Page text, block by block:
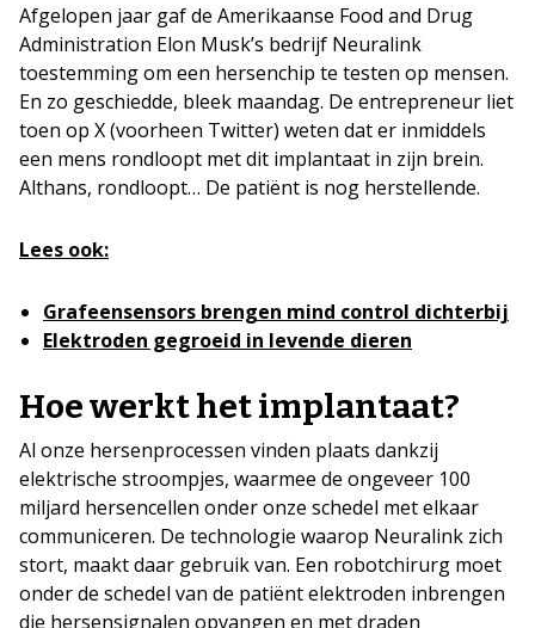
Afgelopen jaar gaf de Amerikaanse Food and Drug
Administration Elon Musk’s bedrijf Neuralink
toestemming om een hersenchip te testen op mensen.
En zo geschiedde, bleek maandag. De entrepreneur liet
toen op X (voorheen Twitter) weten dat er inmiddels
een mens rondloopt met dit implantaat in zijn brein.
Althans, rondloopt… De patiënt is nog herstellende.
Lees ook:
Grafeensensors brengen mind control dichterbij
Elektroden gegroeid in levende dieren
Hoe werkt het implantaat?
Al onze hersenprocessen vinden plaats dankzij
elektrische stroompjes, waarmee de ongeveer 100
miljard hersencellen onder onze schedel met elkaar
communiceren. De technologie waarop Neuralink zich
stort, maakt daar gebruik van. Een robotchirurg moet
onder de schedel van de patiënt elektroden inbrengen
die hersensignalen opvangen en met draden